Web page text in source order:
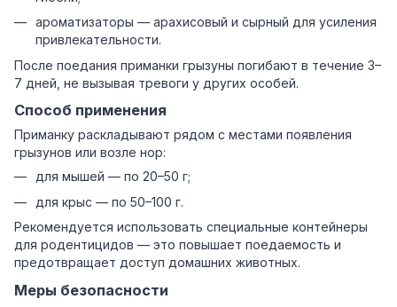
ароматизаторы — арахисовый и сырный для усиления
привлекательности.
После поедания приманки грызуны погибают в течение 3–
7 дней, не вызывая тревоги у других особей.
Способ применения
Приманку раскладывают рядом с местами появления
грызунов или возле нор:
для мышей — по 20–50 г;
для крыс — по 50–100 г.
Рекомендуется использовать специальные контейнеры
для родентицидов — это повышает поедаемость и
предотвращает доступ домашних животных.
Меры безопасности